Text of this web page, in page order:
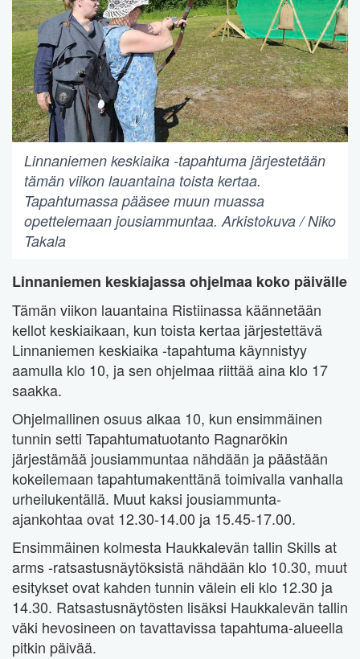
Linnaniemen keskiaika -tapahtuma järjestetään
tämän viikon lauantaina toista kertaa.
Tapahtumassa pääsee muun muassa
opettelemaan jousiammuntaa. Arkistokuva / Niko
Takala
Linnaniemen keskiajassa ohjelmaa koko päivälle
Tämän viikon lauantaina Ristiinassa käännetään
kellot keskiaikaan, kun toista kertaa järjestettävä
Linnaniemen keskiaika -tapahtuma käynnistyy
aamulla klo 10, ja sen ohjelmaa riittää aina klo 17
saakka.
Ohjelmallinen osuus alkaa 10, kun ensimmäinen
tunnin setti Tapahtumatuotanto Ragnarökin
järjestämää jousiammuntaa nähdään ja päästään
kokeilemaan tapahtumakenttänä toimivalla vanhalla
urheilukentällä. Muut kaksi jousiammunta-
ajankohtaa ovat 12.30-14.00 ja 15.45-17.00.
Ensimmäinen kolmesta Haukkalevän tallin Skills at
arms -ratsastusnäytöksistä nähdään klo 10.30, muut
esitykset ovat kahden tunnin välein eli klo 12.30 ja
14.30. Ratsastusnäytösten lisäksi Haukkalevän tallin
väki hevosineen on tavattavissa tapahtuma-alueella
pitkin päivää.